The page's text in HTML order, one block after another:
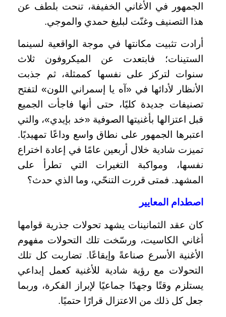
الجمهور في الأغاني الخفيفة، تنحت بلطف عن
هذا التصنيف وغنّت لبليغ حمدي والموجي.
أرادت تثبيت مكانتها في موجة الواقعية لسينما
الستينات؛ فابتعدت عن الميكروفون ثلاث
سنوات لتركز على نفسها كممثلة، ثم جذبت
الأنظار لأدائها في «آه يا إسمراني اللون» لتفتح
تصنيفات جديدة كليًا، حتى أنها فاجأت الجميع
قبل اعتزالها بأغنيتها الصوفية «خد بإيدي»، والتي
اعتبرها الجمهور على نطاق واسع وداعًا تمهيديًا.
تميزت شادية خلال أربعين عامًا في إعادة اختراع
نفسها، ومواكبة التغيرات التي تطرأ على
المشهد. فمتى قررت التنحّي، وما الذي حدث؟
اصطدام المعايير
كان عقد الثمانينات يشهد تحولات جذرية قوامها
أغاني الكاسيت، ورسّخت تلك التحولات مفهوم
الأغنية الأسرع صناعةً وإيقاعًا. تضاربت كل تلك
التحولات مع رؤية شادية للأغنية كعمل إبداعي
يستلزم وقتًا وجهدًا جماعيًا لإبراز الفكرة، وربما
جعل كل ذلك من الاعتزال قرارًا حتميًا.